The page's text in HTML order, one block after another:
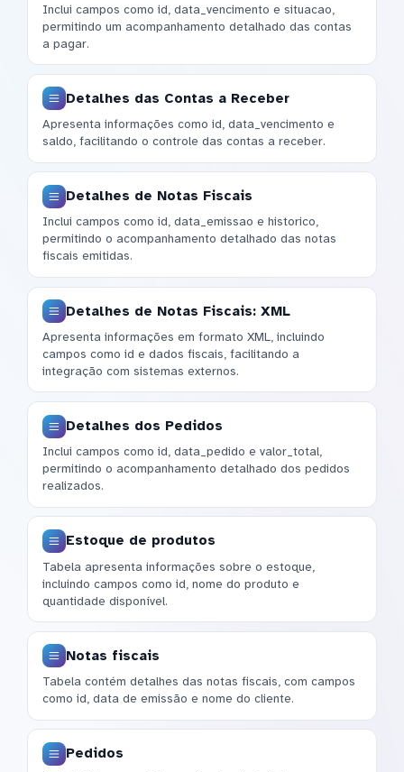
Inclui campos como id, data_vencimento e situacao,
permitindo um acompanhamento detalhado das contas
a pagar.
Detalhes das Contas a Receber
Apresenta informações como id, data_vencimento e
saldo, facilitando o controle das contas a receber.
Detalhes de Notas Fiscais
Inclui campos como id, data_emissao e historico,
permitindo o acompanhamento detalhado das notas
fiscais emitidas.
Detalhes de Notas Fiscais: XML
Apresenta informações em formato XML, incluindo
campos como id e dados fiscais, facilitando a
integração com sistemas externos.
Detalhes dos Pedidos
Inclui campos como id, data_pedido e valor_total,
permitindo o acompanhamento detalhado dos pedidos
realizados.
Estoque de produtos
Tabela apresenta informações sobre o estoque,
incluindo campos como id, nome do produto e
quantidade disponível.
Notas fiscais
Tabela contém detalhes das notas fiscais, com campos
como id, data de emissão e nome do cliente.
Pedidos